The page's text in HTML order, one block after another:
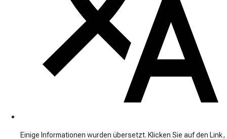
Einige Informationen wurden übersetzt. Klicken Sie auf den Link,